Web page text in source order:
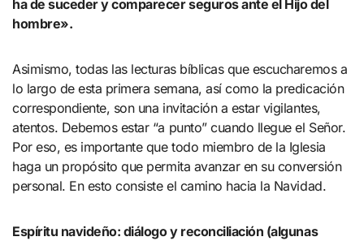
ha de suceder y comparecer seguros ante el Hijo del
hombre».
Asimismo, todas las lecturas bíblicas que escucharemos a
lo largo de esta primera semana, así como la predicación
correspondiente, son una invitación a estar vigilantes,
atentos. Debemos estar “a punto” cuando llegue el Señor.
Por eso, es importante que todo miembro de la Iglesia
haga un propósito que permita avanzar en su conversión
personal. En esto consiste el camino hacia la Navidad.
Espíritu navideño: diálogo y reconciliación (algunas